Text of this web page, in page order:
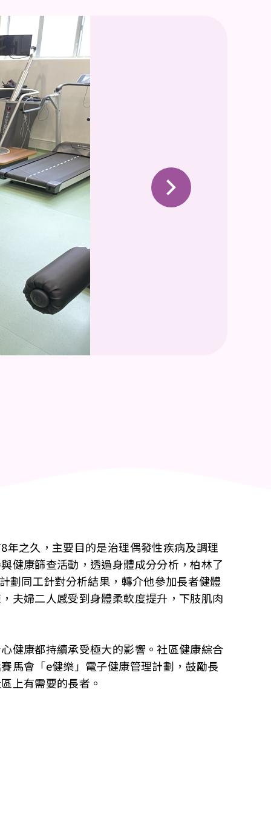
之久，主要目的是治理偶發性疾病及調理
健康篩查活動，透過身體成分分析，柏林了
劃同工針對分析結果，轉介他參加長者健體
夫婦二人感受到身體柔軟度提升，下肢肌肉
健康都持續承受極大的影響。社區健康綜合
馬會「e健樂」電子健康管理計劃，鼓勵長
上有需要的長者。